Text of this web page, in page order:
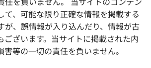
て、可能な限り正確な情報を掲載する
が、誤情報が入り込んだり、情報が古
ございます。当サイトに掲載された内
等の一切の責任を負いません。